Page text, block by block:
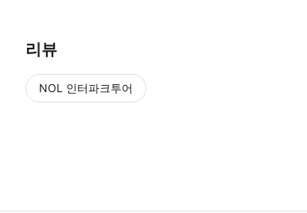
리뷰
NOL 인터파크투어